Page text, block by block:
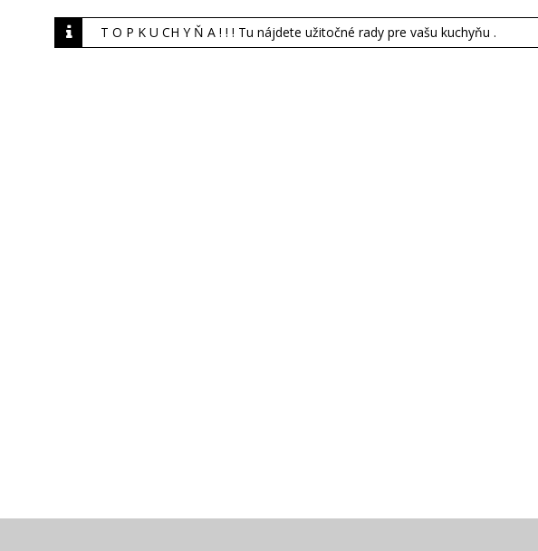
T O P K U CH Y Ň A ! ! ! Tu nájdete užitočné rady pre vašu kuchyňu .